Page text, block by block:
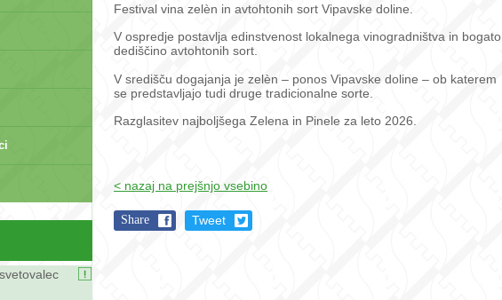
Festival vina zelèn in avtohtonih sort Vipavske doline.
V ospredje postavlja edinstvenost lokalnega vinogradništva in bogato
dediščino avtohtonih sort.
V središču dogajanja je zelèn – ponos Vipavske doline – ob katerem
se predstavljajo tudi druge tradicionalne sorte.
Razglasitev najboljšega Zelena in Pinele za leto 2026.
< nazaj na prejšnjo vsebino
Share Tweet